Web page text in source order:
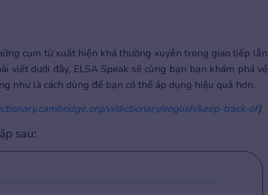
cụm từ xuất hiện khá thường xuyên trong giao tiếp lẫn
viết dưới đây, ELSA Speak sẽ cùng bạn bạn khám phá về
như là cách dùng để bạn có thể áp dụng hiệu quả hơn.
vi/dictionary/english/keep-track-of)
sau: